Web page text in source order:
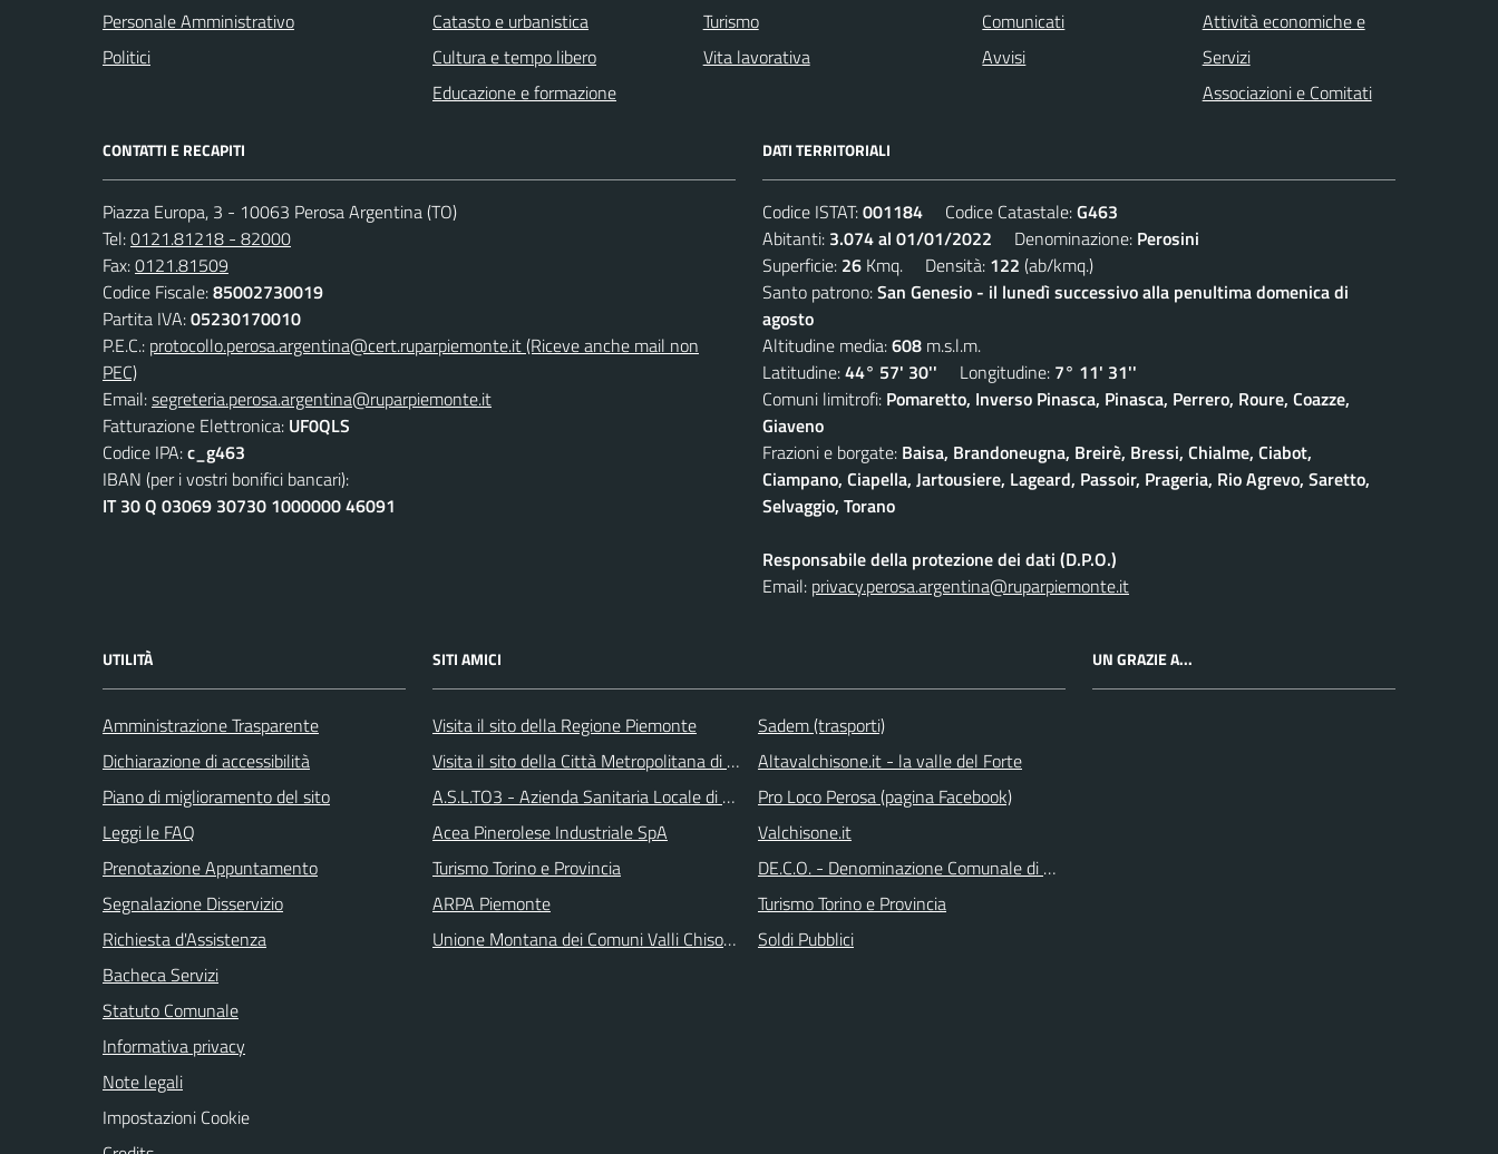
Personale Amministrativo
Politici
Catasto e urbanistica
Cultura e tempo libero
Educazione e formazione
Turismo
Vita lavorativa
Comunicati
Avvisi
Attività economiche e
Servizi
Associazioni e Comitati
CONTATTI E RECAPITI
Piazza Europa, 3 - 10063 Perosa Argentina (TO)
Tel:0121.81218 - 82000
Fax:0121.81509
Codice Fiscale:85002730019
Partita IVA:05230170010
P.E.C.: protocollo.perosa.argentina@cert.ruparpiemonte.it (Riceve anche mail non
PEC)
Email:segreteria.perosa.argentina@ruparpiemonte.it
Fatturazione Elettronica: UF0QLS
Codice IPA:c_g463
IBAN (per i vostri bonifici bancari):
IT 30 Q 03069 30730 1000000 46091
DATI TERRITORIALI
Codice ISTAT:001184 Codice Catastale:G463
Abitanti: 3.074 al 01/01/2022 Denominazione: Perosini
Superficie: 26 Kmq. Densità: 122 (ab/kmq.)
Santo patrono:San Genesio - il lunedì successivo alla penultima domenica di
agosto
Altitudine media:608 m.s.l.m.
Latitudine:44° 57' 30'' Longitudine: 7° 11' 31''
Comuni limitrofi: Pomaretto, Inverso Pinasca, Pinasca, Perrero, Roure, Coazze,
Giaveno
Frazioni e borgate: Baisa, Brandoneugna, Breirè, Bressi, Chialme, Ciabot,
Ciampano, Ciapella, Jartousiere, Lageard, Passoir, Prageria, Rio Agrevo, Saretto,
Selvaggio, Torano
Responsabile della protezione dei dati (D.P.O.)
Email: privacy.perosa.argentina@ruparpiemonte.it
UTILITÀ
Amministrazione Trasparente
Dichiarazione di accessibilità
Piano di miglioramento del sito
Leggi le FAQ
Prenotazione Appuntamento
Segnalazione Disservizio
Richiesta d'Assistenza
Bacheca Servizi
Statuto Comunale
Informativa privacy
Note legali
Impostazioni Cookie
SITI AMICI
Visita il sito della Regione Piemonte
Visita il sito della Città Metropolitana di Torino
A.S.L.TO3 - Azienda Sanitaria Locale di Collegno e Pinerolo
Acea Pinerolese Industriale SpA
Turismo Torino e Provincia
ARPA Piemonte
Unione Montana dei Comuni Valli Chisone e Germanasca
Sadem (trasporti)
Altavalchisone.it - la valle del Forte
Pro Loco Perosa (pagina Facebook)
Valchisone.it
DE.C.O. - Denominazione Comunale di Origine
Turismo Torino e Provincia
Soldi Pubblici
UN GRAZIE A...